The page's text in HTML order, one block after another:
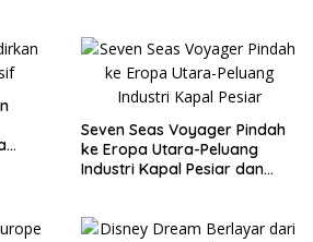
Seven Seas Voyager Pindah
ke Eropa Utara-Peluang
Industri Kapal Pesiar dan